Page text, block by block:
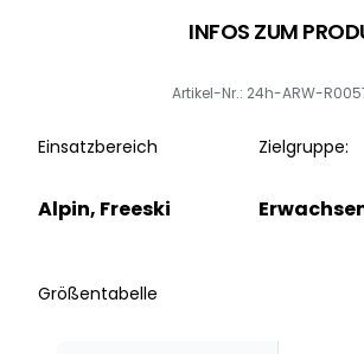
INFOS ZUM
Artikel-Nr.: 24h-ARW-
Einsatzbereich
Alpin, Freeski
Zielgruppe:
Größentabelle